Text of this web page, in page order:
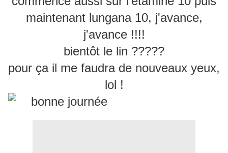
maintenant lungana 10, j'avance,
j'avance !!!!
bientôt le lin ?????
pour ça il me faudra de nouveaux yeux,
lol !